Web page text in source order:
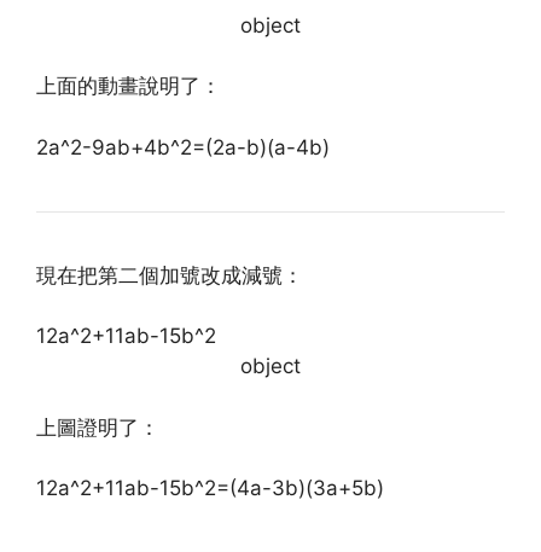
object
上面的動畫說明了：
2a^2-9ab+4b^2=(2a-b)(a-4b)
現在把第二個加號改成減號：
12a^2+11ab-15b^2
object
上圖證明了：
12a^2+11ab-15b^2=(4a-3b)(3a+5b)